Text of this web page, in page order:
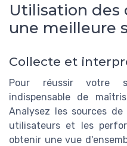
Utilisation des
une meilleure
Collecte et
Pour réussir votre
indispensable de
Analysez les sources
utilisateurs et les
obtenir une vue